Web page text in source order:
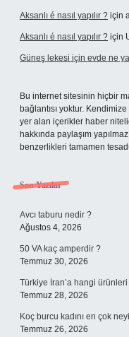
Aksanlı é nasıl yapılır ? için
Aksanlı é nasıl yapılır ? için
Güneş lekesi için evde ne
Bu internet sitesinin hiçbir
bağlantısı yoktur.
yer alan içerikler haber
hakkında paylaşım
benzerlikleri tamamen
Son Yazılar
Avcı taburu nedir ?
Ağustos 4, 2026
50 VA kaç amperdir ?
Temmuz 30, 2026
Türkiye İran’a hangi ürünleri
Temmuz 28, 2026
Koç burcu kadını en çok
Temmuz 26, 2026